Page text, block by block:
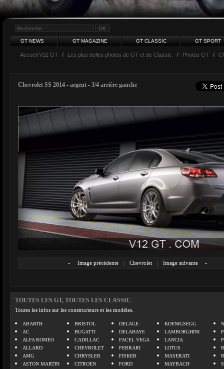
GT NEWS GT MAGAZINE GT CLASSIC GT SPORT
Accueil V12 GT / Les plus belles photos de GT et de Classic. / Photos GT /
Chevrolet SS 2014 - argent - 3/4 arrière gauche
« Image précédente | Chevrolet | Image suivante »
TOUTES LES GT, TOUTES LES CLASSIC
Toutes les infos sur les constructeurs et les modèles.
ABARTH
AC
ALFA ROMEO
ALLARD
AMG
ASTON MARTIN
BRISTOL
BUGATTI
CADILLAC
CHEVROLET
CHRYSLER
CITROEN
DELAGE
DELAHAYE
FACEL VEGA
FERRARI
FISKER
FORD
KOENIGSEGG
LAMBORGHINI
LANCIA
LOTUS
MASERATI
MAYBACH